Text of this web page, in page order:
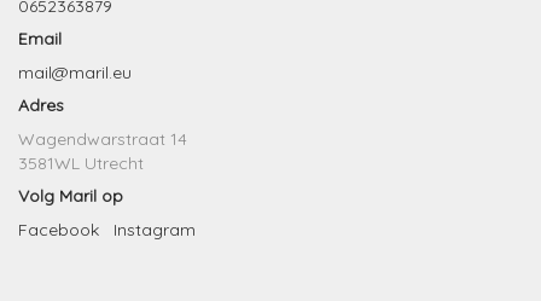
0652363879
Email
mail@maril.eu
Adres
Wagendwarstraat 14
3581WL Utrecht
Volg Maril op
Facebook
Instagram